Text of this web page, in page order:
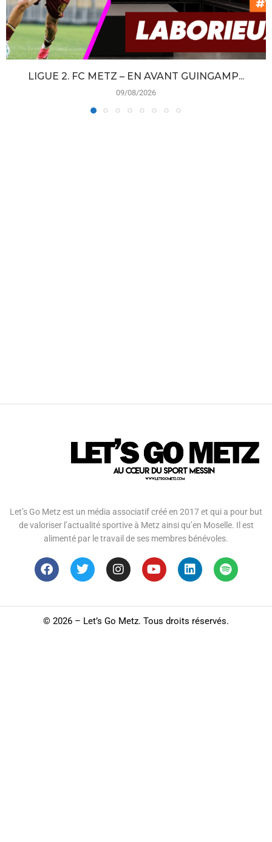
LIGUE 2. FC METZ – EN AVANT GUINGAMP...
09/08/2026
Let’s Go Metz est un média associatif créé en 2017 et qui a pour but
de valoriser l’actualité sportive à Metz ainsi qu’en Moselle. Il est
alimenté par le travail de ses membres bénévoles.
© 2026 – Let’s Go Metz. Tous droits réservés.